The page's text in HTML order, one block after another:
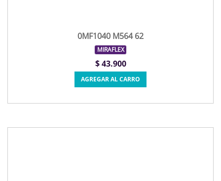
0MF1040 M564 62
MIRAFLEX
$ 43.900
AGREGAR AL CARRO